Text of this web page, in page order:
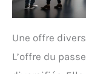
Une offre
L’offre du